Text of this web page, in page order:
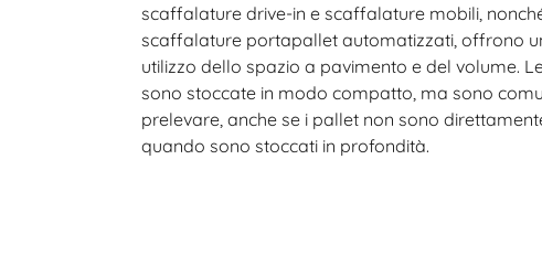
scaffalature drive-in e scaffalature mobili,
scaffalature portapallet automatizzati, offrono
utilizzo dello spazio a pavimento e del volume.
sono stoccate in modo compatto, ma sono
prelevare, anche se i pallet non sono
quando sono stoccati in profondità.